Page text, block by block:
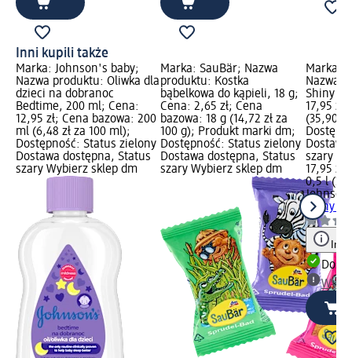
Inni kupili także
Marka: Johnson's baby;
Nazwa produktu: Oliwka dla
dzieci na dobranoc
Bedtime, 200 ml; Cena:
12,95 zł; Cena bazowa: 200
ml (6,48 zł za 100 ml);
Dostępność: Status zielony
Dostawa dostępna, Status
szary Wybierz sklep dm
Marka: SauBär; Nazwa
produktu: Kostka
bąbelkowa do kąpieli, 18 g;
Cena: 2,65 zł; Cena
bazowa: 18 g (14,72 zł za
100 g); Produkt marki dm;
Dostępność: Status zielony
Dostawa dostępna, Status
szary Wybierz sklep dm
Marka:
Nazwa
Shiny
17,95
(35,90
szary
17,95 zł
0,5 l
Shiny